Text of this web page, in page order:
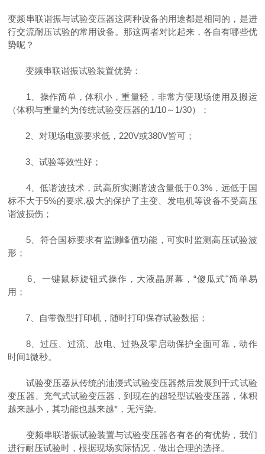
变频串联谐振与试验变压器这两种设备的用途都是相同的，是进
行交流耐压试验的常用设备。那这两者对比起来，各自有哪些优
势呢？
变频串联谐振试验装置优势：
1、操作简单，体积小，重量轻，非常方便现场使用及搬运
（体积与重量约为传统试验变压器的1/10～1/30）；
2、对现场电源要求低，220V或380V皆可；
3、试验等效性好；
4、低谐波技术，武高所实测谐波含量低于0.3%，远低于国
标不大于5%的要求,极大的保护了主变、发电机等设备不受高压
谐波损伤；
5、符合国标要求有监测峰值功能，可实时监测高压试验波
形；
6、一键鼠标旋钮式操作，大液晶屏幕，“傻瓜式"简单易
用；
7、自带微型打印机，随时打印保存试验数据；
8、过压、过流、放电、过热及零启动保护全面可靠，动作
时间1微秒。
试验变压器从传统的油浸式试验变压器然后发展到干式试验
变压器、充气式试验变压器，到现在的超轻型试验变压器，体积
越来越小，其功能也越来越*，无污染。
变频串联谐振试验装置与试验变压器各有各的有优势，我们
进行耐压试验时，根据现场实际情况，做出合理的选择。